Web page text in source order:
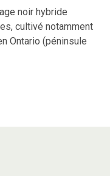
noir hybride
cultivé notamment
Ontario (péninsule